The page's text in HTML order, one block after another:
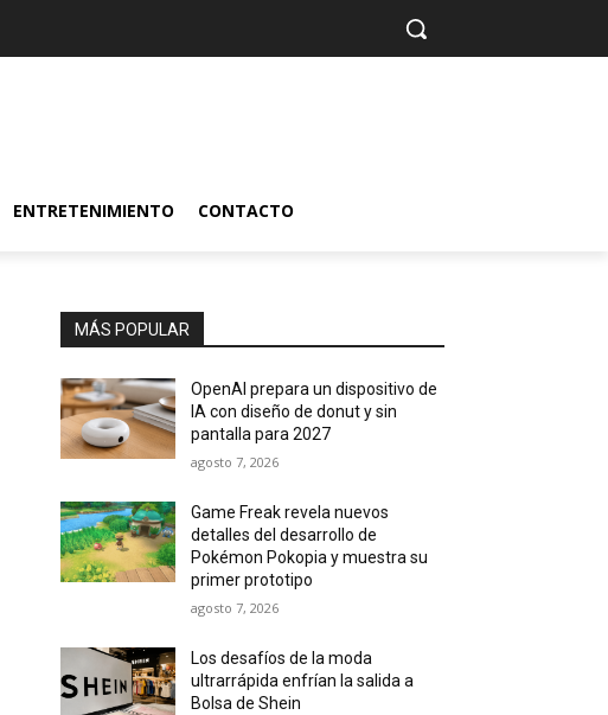
ENTRETENIMIENTO CONTACTO
MÁS POPULAR
OpenAI prepara un dispositivo de
IA con diseño de donut y sin
pantalla para 2027
agosto 7, 2026
Game Freak revela nuevos
detalles del desarrollo de
Pokémon Pokopia y muestra su
primer prototipo
agosto 7, 2026
Los desafíos de la moda
ultrarrápida enfrían la salida a
Bolsa de Shein